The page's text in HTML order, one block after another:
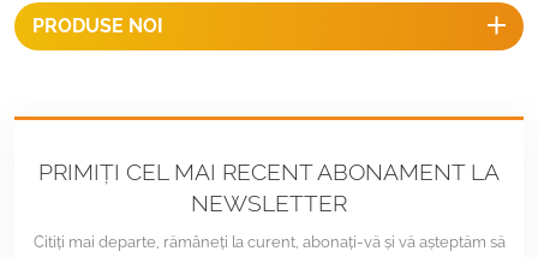
PRODUSE NOI
PRIMIȚI CEL MAI RECENT ABONAMENT LA
NEWSLETTER
Citiți mai departe, rămâneți la curent, abonați-vă și vă așteptăm să